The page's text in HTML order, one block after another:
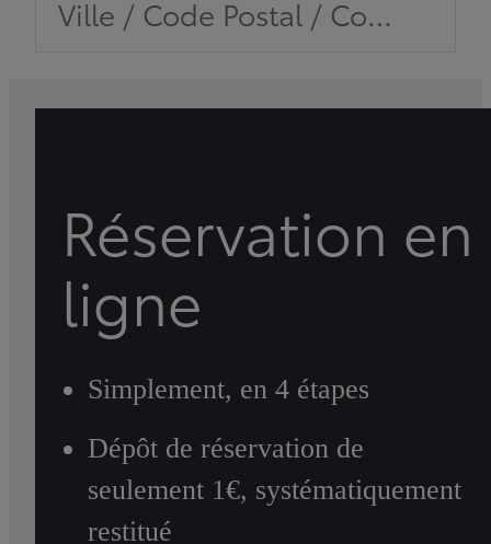
Ville / Code Postal / Concession
Réservation en
ligne
Simplement, en 4 étapes
Dépôt de réservation de
seulement 1€, systématiquement
restitué